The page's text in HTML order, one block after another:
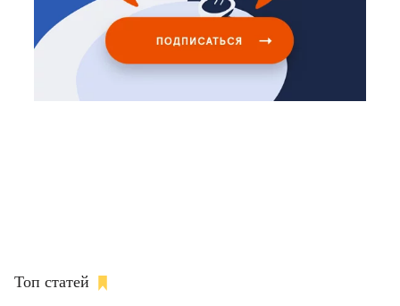
Топ статей